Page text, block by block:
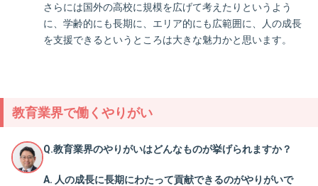
さらには国外の高校に規模を広げて考えたりというよう
に、学齢的にも長期に、エリア的にも広範囲に、人の成長
を支援できるというところは大きな魅力かと思います。
教育業界で働くやりがい
Q.教育業界のやりがいはどんなものが挙げられますか？
A. 人の成長に長期にわたって貢献できるのがやりがいで